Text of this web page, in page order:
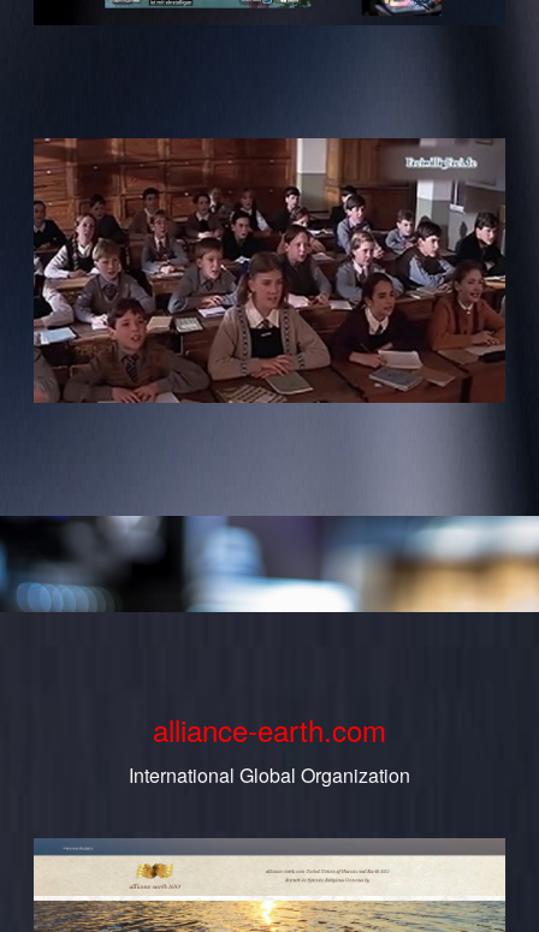
alliance-earth.com
International Global Organization